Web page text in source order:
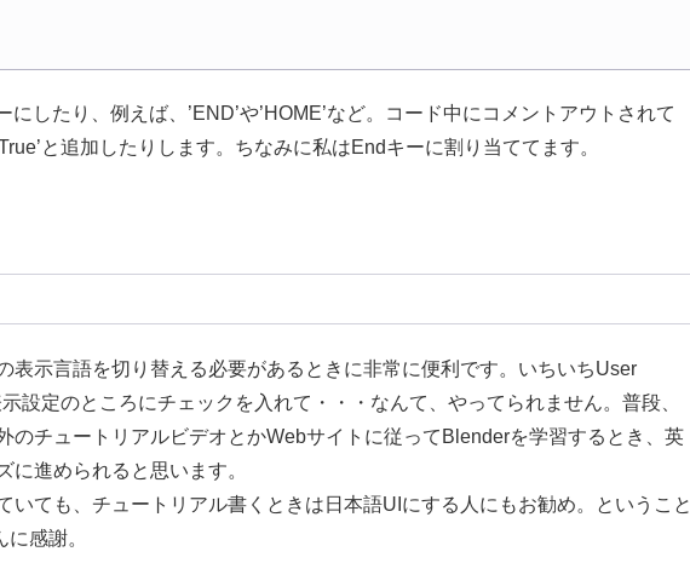
にしたり、例えば、’END’や’HOME’など。コード中にコメントアウトされて
と追加したりします。ちなみに私はEndキーに割り当ててます。
表示言語を切り替える必要があるときに非常に便利です。いちいちUser
設定のところにチェックを入れて・・・なんて、やってられません。普段、
のチュートリアルビデオとかWebサイトに従ってBlenderを学習するとき、英
に進められると思います。
いても、チュートリアル書くときは日本語UIにする人にもお勧め。ということ
感謝。